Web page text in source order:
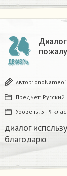
24
ДЕКАБРЬ
Автор: onoNameo1
Предмет: Русский
Уровень: 5 - 9
диалог
благодарю